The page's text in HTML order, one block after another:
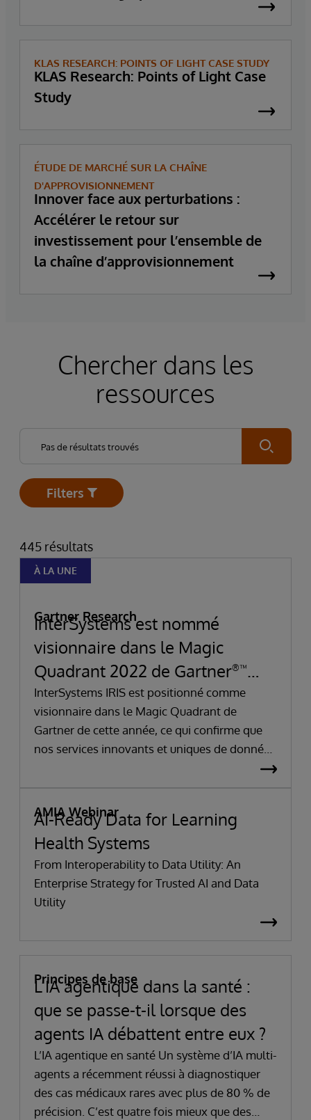
KLAS RESEARCH: POINTS OF LIGHT CASE STUDY
KLAS Research: Points of Light Case
Study
ÉTUDE DE MARCHÉ SUR LA CHAÎNE
D'APPROVISIONNEMENT
Innover face aux perturbations :
Accélérer le retour sur
investissement pour l’ensemble de
la chaîne d’approvisionnement
Chercher dans les
ressources
Submit
Open
Filters
445 résultats
À LA UNE
Gartner Research
InterSystems est nommé
visionnaire dans le Magic
Quadrant 2022 de Gartner®™
pour les systèmes de gestion de
bases de données basés sur le
cloud
InterSystems IRIS est positionné comme
visionnaire dans le Magic Quadrant de
Gartner de cette année, ce qui confirme que
nos services innovants et uniques de données
AMIA Webinar
AI-Ready Data for Learning
Health Systems
From Interoperability to Data Utility: An
Enterprise Strategy for Trusted AI and Data
Utility
Principes de base
L’IA agentique dans la santé :
que se passe-t-il lorsque des
agents IA débattent entre eux ?
L’IA agentique en santé Un système d’IA multi-
agents a récemment réussi à diagnostiquer
des cas médicaux rares avec plus de 80 % de
précision. C’est quatre fois mieux que des